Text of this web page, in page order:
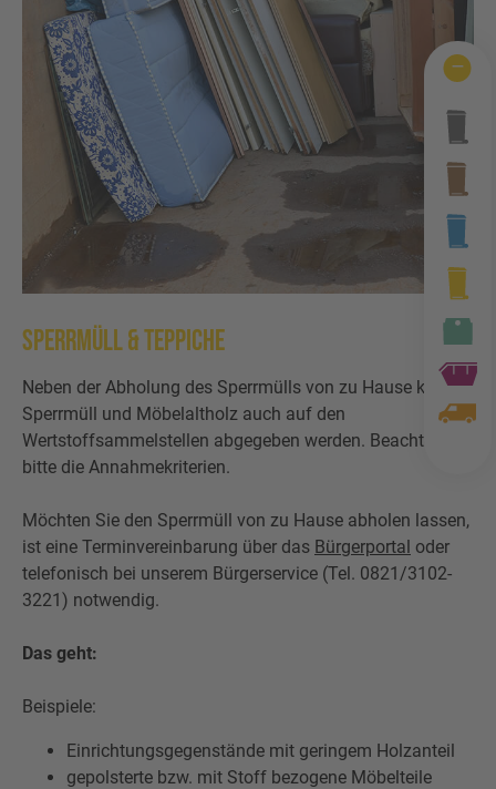
Wertstofftonne
Altglas
Wertstoffsammelstelle
Problemabfall
Sperrmüll
Schadens-/Verlustmeldung
Windelzuschuss
Nachtspeicheröfen
Photovoltaikmodule
Behältergrössen
Private Entsorgungsunternehmen
Gebrauchtwaren
Tonnenknigge
Augsburger Land Becher
Mitarbeiter
Kontakt
Häufige Fragen
Sperrmüll & Teppiche
Neben der Abholung des Sperrmülls von zu Hause kann
Sperrmüll und Möbelaltholz auch auf den
Wertstoffsammelstellen abgegeben werden. Beachten Sie
bitte die Annahmekriterien.
Möchten Sie den Sperrmüll von zu Hause abholen lassen,
ist eine Terminvereinbarung über das Bürgerportal oder
telefonisch bei unserem Bürgerservice (Tel. 0821/3102-
3221) notwendig.
Das geht:
Beispiele:
Einrichtungsgegenstände mit geringem Holzanteil
gepolsterte bzw. mit Stoff bezogene Möbelteile